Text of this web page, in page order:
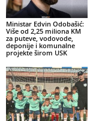
Ministar Edvin Odobašić:
Više od 2,25 miliona KM
za puteve, vodovode,
deponije i komunalne
projekte širom USK